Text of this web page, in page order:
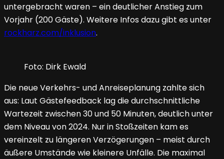
untergebracht waren – ein deutlicher Anstieg zum
Vorjahr (200 Gäste). Weitere Infos dazu gibt es unter
rockharz.com/inklusion.
Foto: Dirk Ewald
Die neue Verkehrs- und Anreiseplanung zahlte sich
aus: Laut Gästefeedback lag die durchschnittliche
Wartezeit zwischen 30 und 50 Minuten, deutlich unter
dem Niveau von 2024. Nur in Stoßzeiten kam es
vereinzelt zu längeren Verzögerungen – meist durch
äußere Umstände wie kleinere Unfälle. Die maximal